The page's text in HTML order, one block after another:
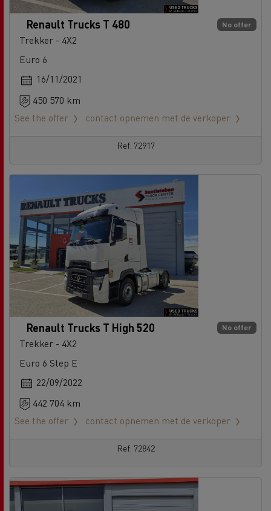
No offer
Renault Trucks T 480
Trekker - 4X2
Euro 6
16/11/2021
450 570 km
See the offer
contact opnemen met de verkoper
Ref: 72917
No offer
Renault Trucks T High 520
Trekker - 4X2
Euro 6 Step E
22/09/2022
442 704 km
See the offer
contact opnemen met de verkoper
Ref: 72842